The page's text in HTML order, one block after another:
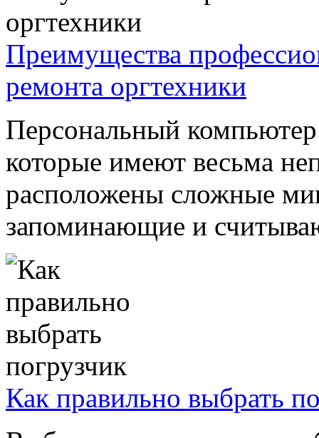
Преимущества
ремонта оргтехники
Персональный
которые имеют весьма
расположены сложные
запоминающие и
Как правильно выбрать